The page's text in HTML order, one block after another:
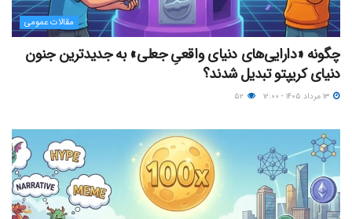
مقالات عمومی
چگونه «دارایی‌های دنیای واقعیِ جعلی» به جدیدترین جنون
دنیای کریپتو تبدیل شدند؟